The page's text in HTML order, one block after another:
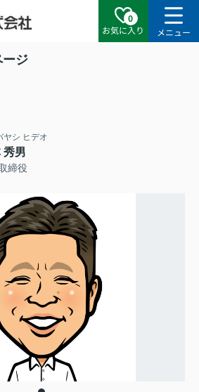
0
お気に入り
メニュー
ージ
ヤシ ヒデオ
秀男
締役